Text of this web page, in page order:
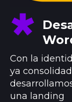
Con la
ya
una landing